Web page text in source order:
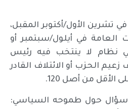
تشرين الأول/أكتوبر المقبل،
العامة في أيلول/سبتمبر أو
الأول/أكتوبر٬ في نظام لا ينتخب فيه رئيس
زعيم الحزب أو الائتلاف القادر
سؤال حول طموحه السياسي: